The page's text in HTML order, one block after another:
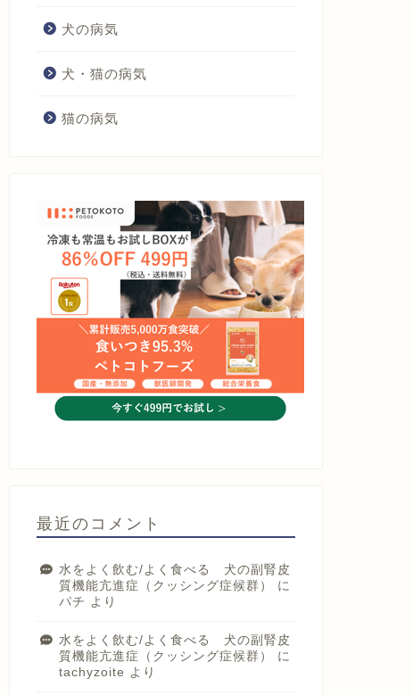
犬の病気
犬・猫の病気
猫の病気
最近のコメント
水をよく飲む/よく食べる 犬の副腎皮
質機能亢進症（クッシング症候群）
に
パチ より
水をよく飲む/よく食べる 犬の副腎皮
質機能亢進症（クッシング症候群）
に
tachyzoite より